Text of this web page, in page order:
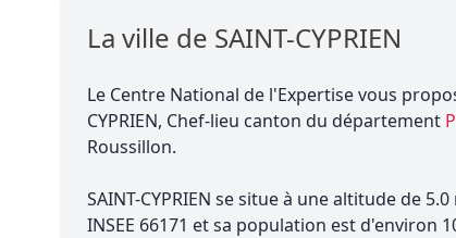
La ville de SAINT-CYPRIEN
Le Centre National de l'Expertise vous
CYPRIEN, Chef-lieu canton du département
Roussillon.
SAINT-CYPRIEN se situe à une altitude de
INSEE 66171 et sa population est d'environ